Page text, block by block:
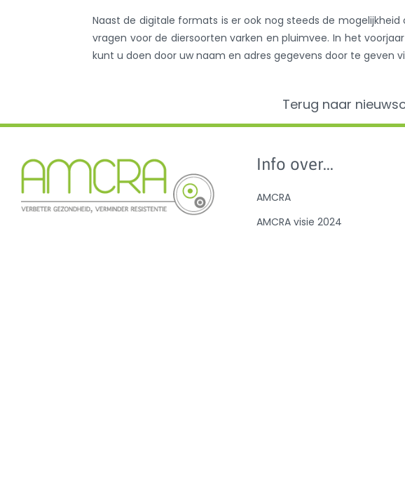
Naast de digitale formats is er ook nog steeds de
vragen voor de diersoorten varken en pluimvee. In het
kunt u doen door uw naam en adres gegevens door te geven
Terug naar
Info over...
AMCRA
AMCRA visie 2024